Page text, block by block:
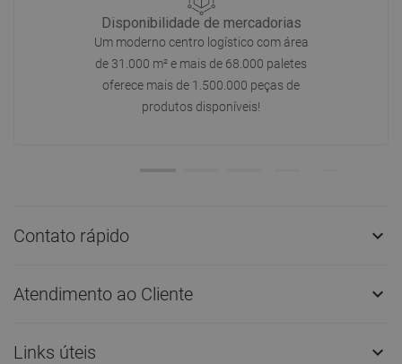
Disponibilidade de mercadorias
Um moderno centro logístico com área
de 31.000 m² e mais de 68.000 paletes
oferece mais de 1.500.000 peças de
produtos disponíveis!
Contato rápido 
Atendimento ao Cliente 
Links úteis 